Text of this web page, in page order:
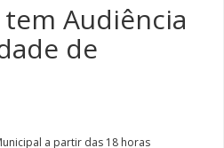
Audiência
de
a partir das 18 horas